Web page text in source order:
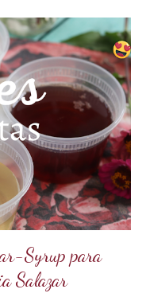
de diferentes
un Ganache, que
chocolate y otra parte
de lo que es un
(Proporción 3x1)
para resistir climas
(crema para batir
Coloca el chocolate
Syrup para
Salazar